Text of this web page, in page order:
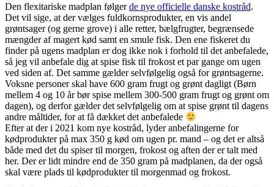
Den flexitariske madplan følgerde nye officielle danske kostråd.
Det vil sige, at der vælges fuldkornsprodukter, en vis andel
grøntsager (og gerne grove) i alle retter, bælgfrugter, begrænsede
mængder af magert kød samt en smule fisk. Den ene fiskeret du
finder på ugens madplan er dog ikke nok i forhold til det anbefalede,
så jeg vil anbefale dig at spise fisk til frokost et par gange om ugen
ved siden af. Det samme gælder selvfølgelig også for grøntsagerne.
Voksne personer skal have 600 gram frugt og grønt dagligt (Børn
mellem 4 og 10 år bør spise mellem 300-500 gram frugt og grønt om
dagen), og derfor gælder det selvfølgelig om at spise grønt til dagens
andre måltider, for at få dækket det anbefalede
Efter at der i 2021 kom nye kostråd, lyder anbefalingerne for
kødprodukter på max 350 g kød om ugen pr. mand – og det er altså
både med det du spiser til morgen, frokost og aften der er talt med
her. Der er lidt mindre end de 350 gram på madplanen, da der også
skal være plads til kødprodukter til morgenmad og frokost.